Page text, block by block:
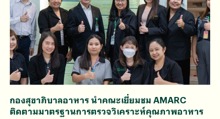
กองสุขาภิบาลอาหาร นำคณะเยี่ยมชม AMARC
ติดตามมาตรฐานการตรวจวิเคราะห์คุณภาพอาหาร